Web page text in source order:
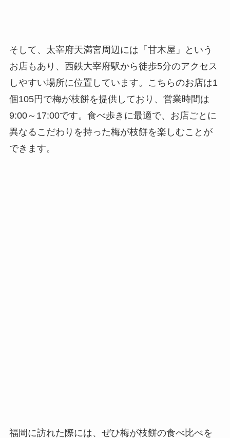
そして、太宰府天満宮周辺には「甘木屋」という
お店もあり、西鉄大宰府駅から徒歩5分のアクセス
しやすい場所に位置しています。こちらのお店は1
個105円で梅が枝餅を提供しており、営業時間は
9:00～17:00です。食べ歩きに最適で、お店ごとに
異なるこだわりを持った梅が枝餅を楽しむことが
できます。
福岡に訪れた際には、ぜひ梅が枝餅の食べ比べを